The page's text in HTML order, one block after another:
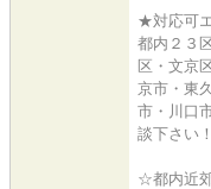
★対応可
都内２３
区・文京
京市・東
市・川口
談下さい！
☆都内近